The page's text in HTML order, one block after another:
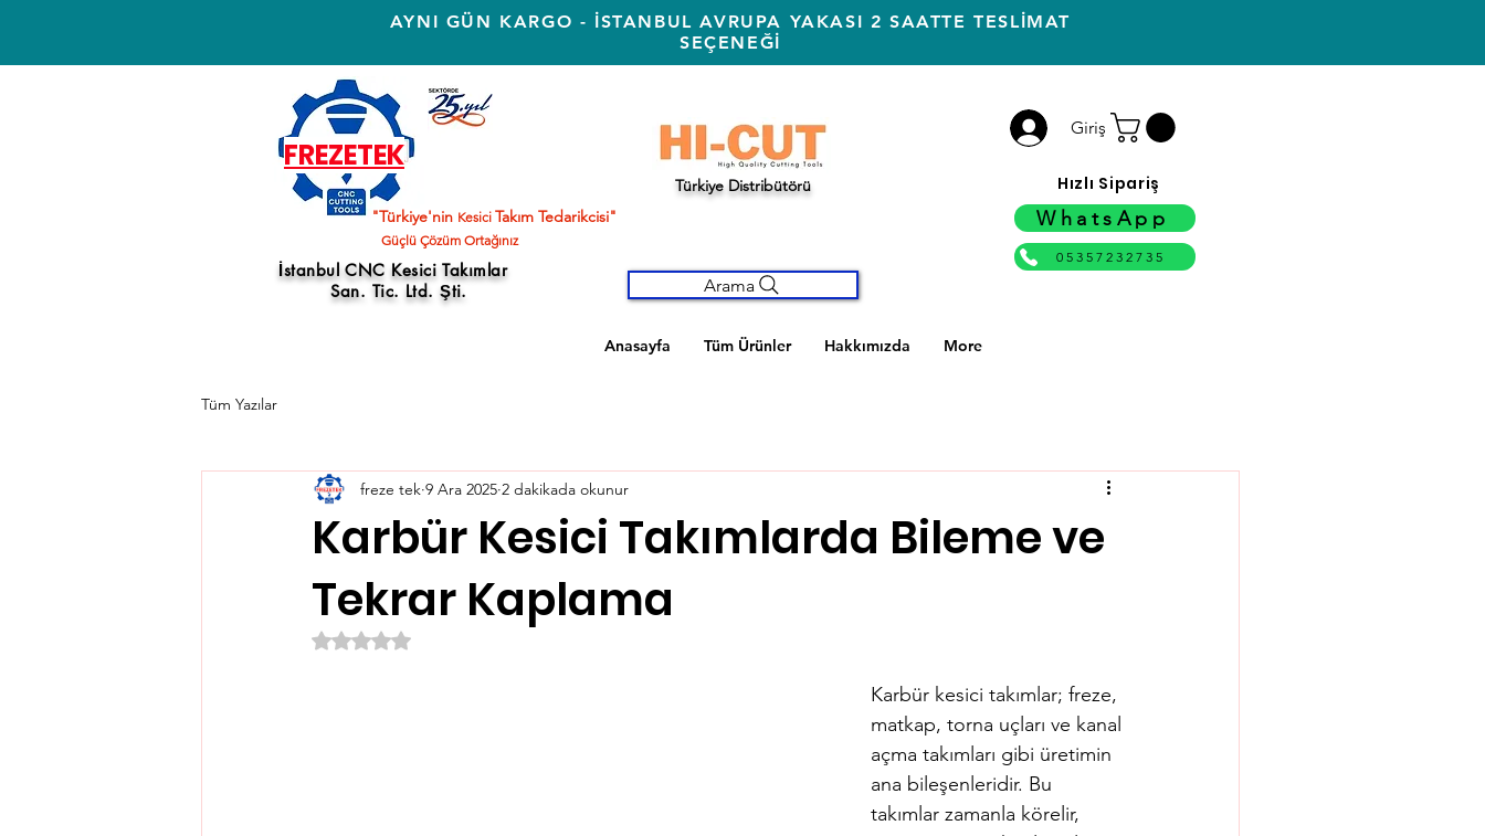
AYNI GÜN KARGO - İSTANBUL AVRUPA YAKASI 2 SAATTE TESLİMAT
SEÇENEĞİ
FREZETEK
"Türkiye'nin Kesici Takım Tedarikcisi"
Türkiye Distribütörü
Güçlü Çözüm Ortağınız
İstanbul CNC Kesici Takımlar
San. Tic. Ltd. Şti.
Arama
Giriş
Hızlı Sipariş
WhatsApp
05357232735
Anasayfa Tüm Ürünler Hakkımızda More
Tüm Yazılar
Karbür Kesici Takımlarda Bileme ve
Tekrar Kaplama
freze tek 9 Ara 2025 2 dakikada okunur
5 üzerinden NaN yıldız
Karbür kesici takımlar; freze,
matkap, torna uçları ve kanal
açma takımları gibi üretimin
ana bileşenleridir. Bu
takımlar zamanla körelir,